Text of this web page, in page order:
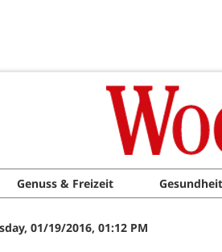
Genuss & Freizeit Gesundheit
01/19/2016, 01:12 PM